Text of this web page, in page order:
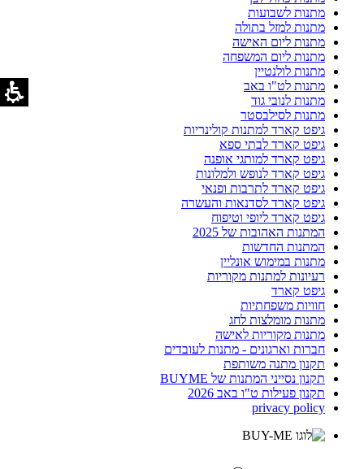
מתנות לשבועות
מתנות למזל בתולה
מתנות ליום האישה
מתנות ליום המשפחה
מתנות לולנטיין
מתנות לט"ו באב
מתנות לנובי גוד
מתנות לסילבסטר
גיפט קארד למתנות קולינריות
גיפט קארד לבתי ספא
גיפט קארד למותגי אופנה
גיפט קארד לנופש ולמלונות
גיפט קארד לתרבות ופנאי
גיפט קארד לסדנאות והעשרה
גיפט קארד ליופי וטיפוח
המתנות האהובות של 2025
המתנות החדשות
מתנות במימוש אונליין
רעיונות למתנות מקוריות
גיפט קארד
חוויות משפחתיות
מתנות מומלצות לחג
מתנות מקוריות לאישה
חברות וארגונים - מתנות לעובדים
תקנון מתנה משותפת
תקנון נסייני המתנות של BUYME
תקנון פעילות ט"ו באב 2026
privacy policy